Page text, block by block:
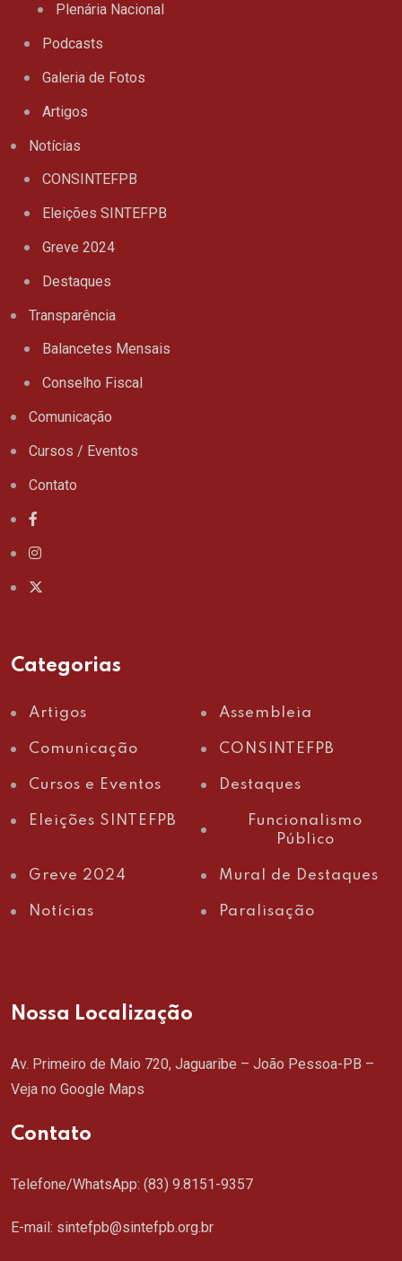
Plenária Nacional
Podcasts
Galeria de Fotos
Artigos
Notícias
CONSINTEFPB
Eleições SINTEFPB
Greve 2024
Destaques
Transparência
Balancetes Mensais
Conselho Fiscal
Comunicação
Cursos / Eventos
Contato
Categorias
Artigos Assembleia
Comunicação CONSINTEFPB
Cursos e Eventos Destaques
Eleições SINTEFPB
Funcionalismo
Público
Greve 2024 Mural de Destaques
Notícias Paralisação
Nossa Localização
Av. Primeiro de Maio 720, Jaguaribe – João Pessoa-PB –
Veja no Google Maps
Contato
Telefone/WhatsApp: (83) 9.8151-9357
E-mail: sintefpb@sintefpb.org.br